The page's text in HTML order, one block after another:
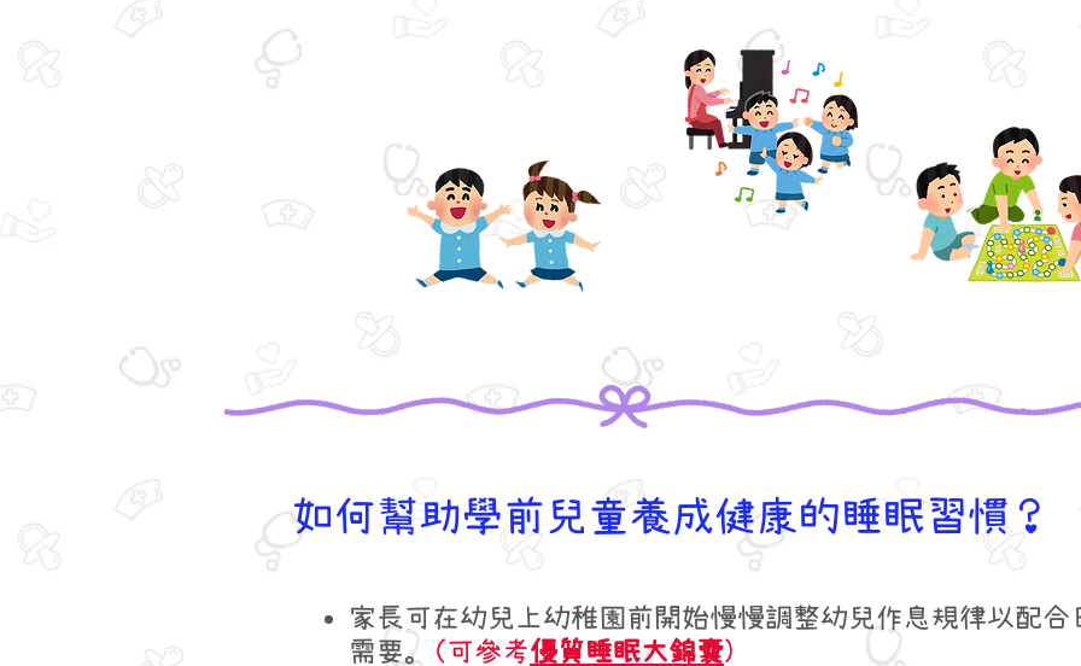
如何幫助學前兒童養成健康的睡眠習慣？
家長可在幼兒上幼稚園前開始慢慢調整幼兒作息規律以配合
需要。
(可參考優質睡眠大錦囊)